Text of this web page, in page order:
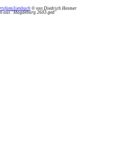
© von Diedrich Hesmer
aus "Magdeburg 2603.ged"